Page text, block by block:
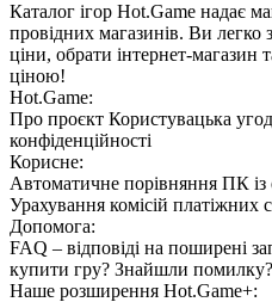
Каталог ігор Hot.Game надає
провідних магазинів. Ви легко
ціни, обрати інтернет-магазин
ціною!
Hot.Game:
Про проєкт Користувацька
конфіденційності
Корисне:
Автоматичне порівняння ПК
Урахування комісій платіжних
Допомога:
FAQ – відповіді на поширені
купити гру? Знайшли помилку?
Наше розширення Hot.Game+: